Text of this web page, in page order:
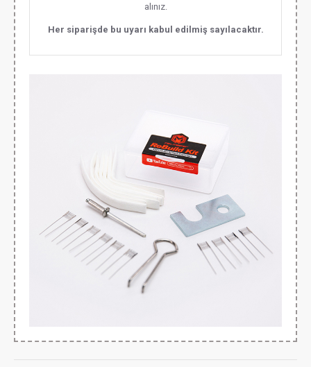
alınız.
Her siparişde bu uyarı kabul edilmiş sayılacaktır.